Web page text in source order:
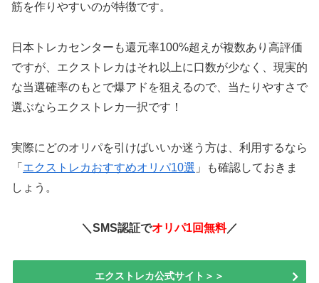
筋を作りやすいのが特徴です。
日本トレカセンターも還元率100%超えが複数あり高評価
ですが、エクストレカはそれ以上に口数が少なく、現実的
な当選確率のもとで爆アドを狙えるので、当たりやすさで
選ぶならエクストレカ一択です！
実際にどのオリパを引けばいいか迷う方は、利用するなら
「 エクストレカおすすめオリパ10選 」も確認しておきま
しょう。
＼SMS認証でオリパ1回無料／
エクストレカ公式サイト＞＞